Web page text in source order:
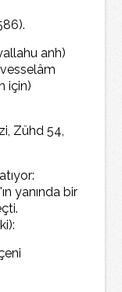
anh)
için)
Zühd 54,
yanında bir